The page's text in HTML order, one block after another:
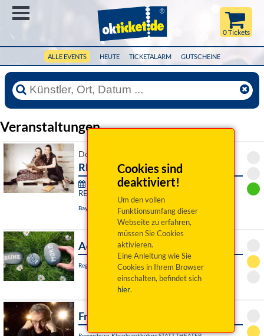
ALLE EVENTS HEUTE TICKETALARM GUTSCHEINE
0 Tickets
Cookies sind
deaktiviert!
Um den vollen
Funktionsumfang dieser
Webseite zu erfahren,
müssen Sie Cookies
aktivieren.
Eine Anleitung wie Sie
Cookies in Ihrem Browser
einschalten, befindet sich
hier.
Veranstaltungen
Do 06. August 2026 19:00 Uhr
RE:SONANZ des Herzens
76. Festival junger Künstler Bayreuth -
RE:SONANZ:
Bayreuth, Das Zentrum
Achtsam Morden
Regensburg, Turmtheater
Frank Lüdecke: Träumt weiter!